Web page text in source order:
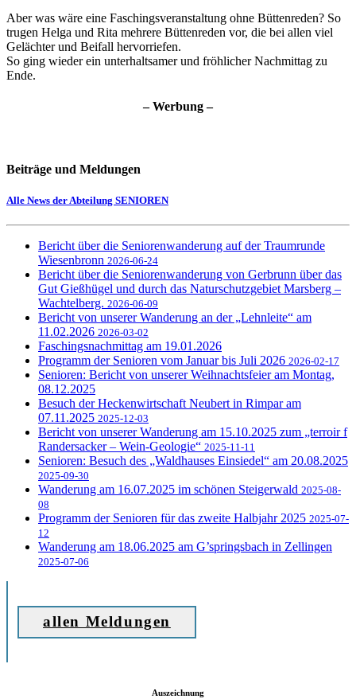
Aber was wäre eine Faschingsveranstaltung ohne Büttenreden? So
trugen Helga und Rita mehrere Büttenreden vor, die bei allen viel
Gelächter und Beifall hervorriefen.
So ging wieder ein unterhaltsamer und fröhlicher Nachmittag zu
Ende.
– Werbung –
Beiträge und Meldungen
Alle News der Abteilung SENIOREN
Bericht über die Seniorenwanderung auf der Traumrunde
Wiesenbronn 2026-06-24
Bericht über die Seniorenwanderung von Gerbrunn über das
Gut Gießhügel und durch das Naturschutzgebiet Marsberg –
Wachtelberg. 2026-06-09
Bericht von unserer Wanderung an der „Lehnleite“ am
11.02.2026 2026-03-02
Faschingsnachmittag am 19.01.2026
Programm der Senioren vom Januar bis Juli 2026 2026-02-17
Senioren: Bericht von unserer Weihnachtsfeier am Montag,
08.12.2025
Besuch der Heckenwirtschaft Neubert in Rimpar am
07.11.2025 2025-12-03
Bericht von unserer Wanderung am 15.10.2025 zum „terroir f
Randersacker – Wein-Geologie“ 2025-11-11
Senioren: Besuch des „Waldhauses Einsiedel“ am 20.08.2025
2025-09-30
Wanderung am 16.07.2025 im schönen Steigerwald 2025-08-
08
Programm der Senioren für das zweite Halbjahr 2025 2025-07-
12
Wanderung am 18.06.2025 am G’springsbach in Zellingen
2025-07-06
allen Meldungen
Auszeichnung